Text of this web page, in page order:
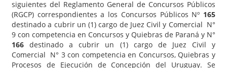
siguientes del Reglamento General de Concursos Públicos
(RGCP) correspondientes a los Concursos Públicos Nº 165
destinado a cubrir un (1) cargo de Juez Civil y Comercial N°
9 con competencia en Concursos y Quiebras de Paraná y N°
166 destinado a cubrir un (1) cargo de Juez Civil y
Comercial N° 3 con competencia en Concursos, Quiebras y
Procesos de Ejecución de Concepción del Uruguay. Se